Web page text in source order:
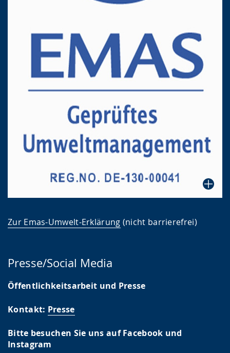
Zur Emas-Umwelt-Erklärung (nicht barrierefrei)
Presse/Social Media
Öffentlichkeitsarbeit und Presse
Kontakt: Presse
Bitte besuchen Sie uns auf Facebook und
Instagram